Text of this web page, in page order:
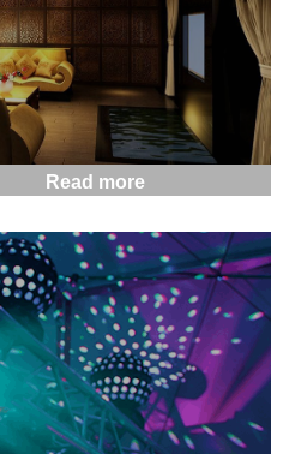
Read more
的，
寸